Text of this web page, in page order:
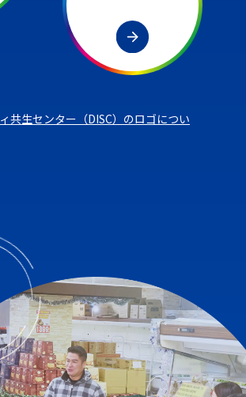
共生センター（DISC）のロゴについ